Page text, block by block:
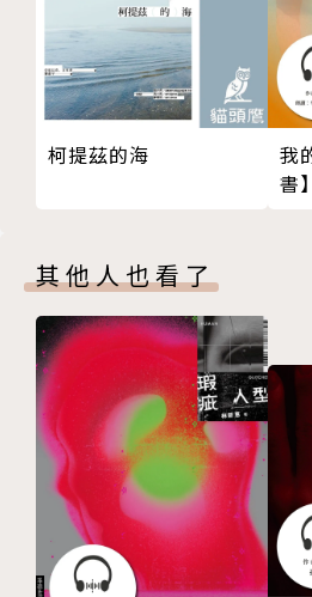
啊！我再也無法只滿足於寫小
未品嘗！一嘗背德的快感，用
闇黑，與那自以為聰明的獵人
〈蟲〉
見人便羞愧地想低頭哭泣，但
眼的美麗生者，沒想到自己真心
地獄的蒼白新娘……
〈鬼〉
無人的荒野上，群聚著一群惡
鮮血，走近一瞧，啊，那不正
殘破和服的肢體旁，倒著一具
的詭異草人……
柯提茲的海
我
書】
其他人也看了